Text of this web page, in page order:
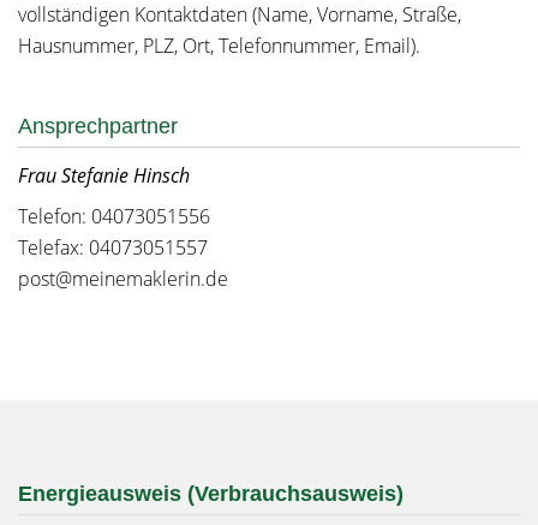
vollständigen Kontaktdaten (Name, Vorname, Straße,
Hausnummer, PLZ, Ort, Telefonnummer, Email).
Ansprechpartner
Frau Stefanie Hinsch
Telefon: 04073051556
Telefax: 04073051557
post@meinemaklerin.de
Energieausweis (Verbrauchsausweis)